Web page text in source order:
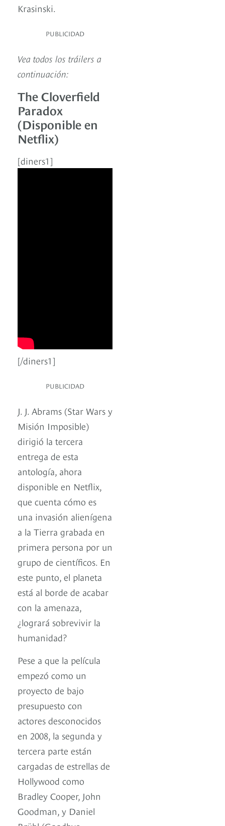
Krasinski.
PUBLICIDAD
Vea todos los tráilers a
continuación:
The Cloverfield
Paradox
(Disponible en
Netflix)
[diners1]
[/diners1]
PUBLICIDAD
J. J. Abrams (Star Wars y
Misión Imposible)
dirigió la tercera
entrega de esta
antología, ahora
disponible en Netflix,
que cuenta cómo es
una invasión alienígena
a la Tierra grabada en
primera persona por un
grupo de científicos. En
este punto, el planeta
está al borde de acabar
con la amenaza,
¿logrará sobrevivir la
humanidad?
Pese a que la película
empezó como un
proyecto de bajo
presupuesto con
actores desconocidos
en 2008, la segunda y
tercera parte están
cargadas de estrellas de
Hollywood como
Bradley Cooper, John
Goodman, y Daniel